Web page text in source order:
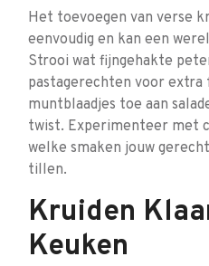
Het toevoegen van verse
eenvoudig en kan een
Strooi wat fijngehakte
pastagerechten voor extra
muntblaadjes toe aan
twist. Experimenteer met
welke smaken jouw
tillen.
Kruiden
Keuken